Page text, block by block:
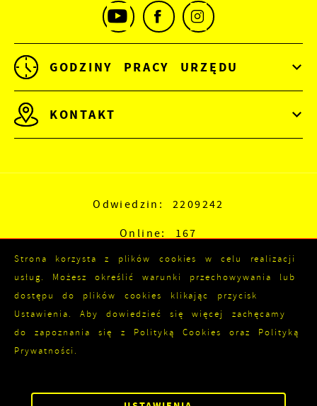
GODZINY PRACY URZĘDU
KONTAKT
Odwiedzin: 2209242
Online: 167
Strona korzysta z plików cookies w celu realizacji
usług. Możesz określić warunki przechowywania lub
dostępu do plików cookies klikając przycisk
Ustawienia. Aby dowiedzieć się więcej zachęcamy
do zapoznania się z Polityką Cookies oraz Polityką
Prywatności.